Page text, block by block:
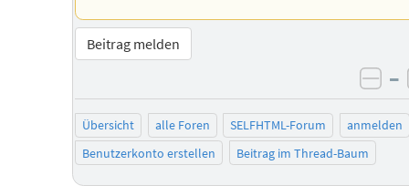
Beitrag melden
–
Übersicht alle Foren SELFHTML-Forum
anmelden
Benutzerkonto erstellen
Beitrag im Thread-Baum